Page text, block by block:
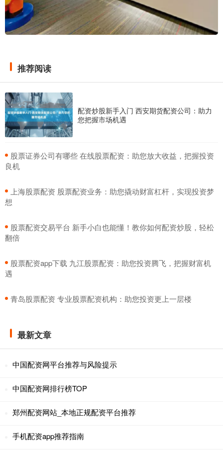
推荐阅读
配资炒股新手入门 西安期货配资公司：助力
您把握市场机遇
​股票证券公司有哪些 在线股票配资：助您放大收益，把握投资
良机
​上海股票配资 股票配资业务：助您撬动财富杠杆，实现投资梦
想
​股票配资交易平台 新手小白也能懂！教你如何配资炒股，轻松
翻倍
​股票配资app下载 九江股票配资：助您投资腾飞，把握财富机
遇
​青岛股票配资 专业股票配资机构：助您投资更上一层楼
最新文章
中国配资网平台推荐与风险提示
中国配资网排行榜TOP
郑州配资网站_本地正规配资平台推荐
手机配资app推荐指南